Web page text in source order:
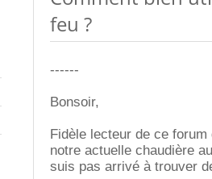
feu ?
------
Bonsoir,
Fidèle lecteur de ce
notre actuelle chaudière
suis pas arrivé à trouver